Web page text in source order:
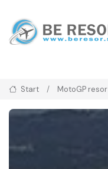
Start MotoGP resor